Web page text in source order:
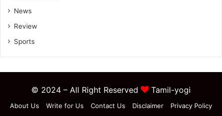
News
Review
Sports
© 2024 – All Right Reserved Tamil-yogi
About Us Write for Us Contact Us Disclaimer Privacy Policy